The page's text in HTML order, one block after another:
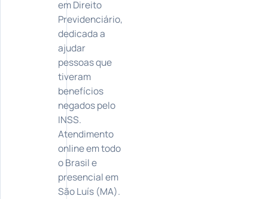
em Direito
Previdenciário,
dedicada a
ajudar
pessoas que
tiveram
benefícios
negados pelo
INSS.
Atendimento
online em todo
o Brasil e
presencial em
São Luís (MA).